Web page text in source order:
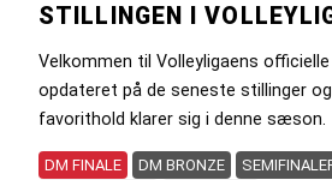
STILLINGEN I
Velkommen til Volleyligaens
opdateret på de seneste stillinger
favorithold klarer sig i denne sæson.
DM FINALE DM BRONZE